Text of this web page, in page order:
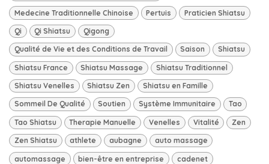
Medecine Traditionnelle Chinoise Pertuis Praticien Shiatsu
Qi Qi Shiatsu Qigong
Qualité de Vie et des Conditions de Travail Saison Shiatsu
Shiatsu France Shiatsu Massage Shiatsu Traditionnel
Shiatsu Venelles Shiatsu Zen Shiatsu en Famille
Sommeil De Qualité Soutien Système Immunitaire Tao
Tao Shiatsu Therapie Manuelle Venelles Vitalité Zen
Zen Shiatsu athlete aubagne auto massage
automassage bien-être en entreprise cadenet